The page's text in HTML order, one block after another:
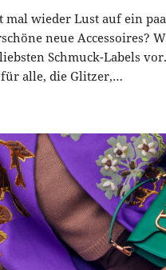
mal wieder Lust auf ein
neue Accessoires?
Schmuck-Labels
alle, die Glitzer,…